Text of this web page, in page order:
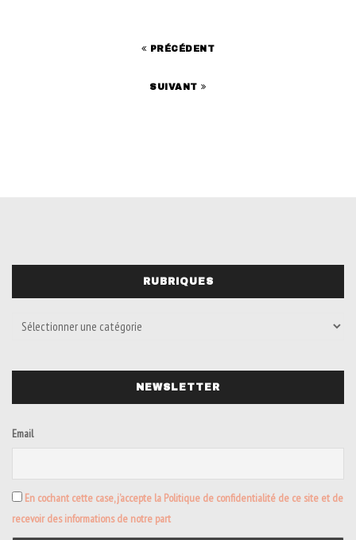
PRÉCÉDENT
SUIVANT
RUBRIQUES
NEWSLETTER
Email
En cochant cette case, j’accepte la Politique de confidentialité de ce site et de
recevoir des informations de notre part